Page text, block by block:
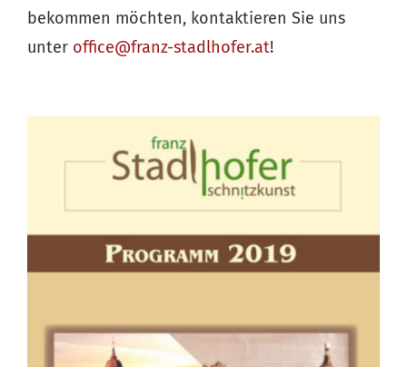
bekommen möchten, kontaktieren Sie uns
unter office@franz-stadlhofer.at!